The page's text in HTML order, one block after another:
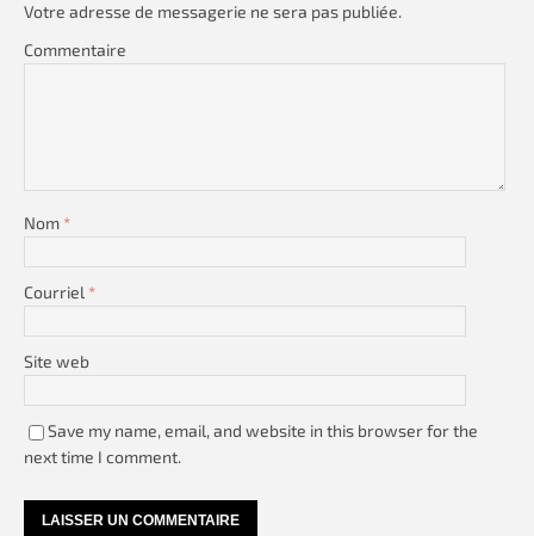
Votre adresse de messagerie ne sera pas publiée.
Commentaire
Nom *
Courriel *
Site web
Save my name, email, and website in this browser for the
next time I comment.